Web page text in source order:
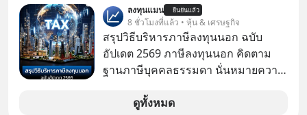
ลับอะไรไว้เบื้องหลังโปรเจกต์อวกาศที่
ผลาญทรัพยากรมหาศาล วันนี้เราจะมา
กะเทาะเปลือกความลวงโลกนี้กัน ใครที่
คิดว่าอนาคตของมนุษยชาติอยู่บนดาว
ดวงอื่น เลือกฟังกันได้เลยนะครับ อย่า
Geek Forever’s Podcast ของผมกัน
#FraudEducation #FinancialLiteracy
#DigitalBankWithHumanTouch
แรกในประเทศไทย ที่ Central Park
ลงทุนแมน ยืนยันแล้ว
8 ชั่วโมงที่แล้ว • หุ้น & เศรษฐกิจ
สรุปวิธีบริหารภาษีลงทุนนอก ฉบับ
อัปเดต 2569 ภาษีลงทุนนอก คิดตาม
ฐานภาษีบุคคลธรรมดา นั่นหมายความ
ดูทั้งหมด